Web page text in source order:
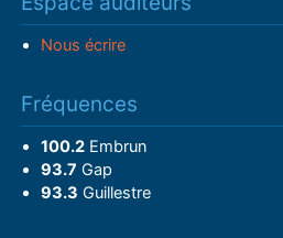
Nous écrire
Fréquences
100.2Embrun
93.7 Gap
93.3 Guillestre